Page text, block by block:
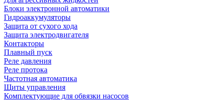
Блоки электронной автоматики
Гидроаккумуляторы
Защита от сухого хода
Защита электродвигателя
Контакторы
Плавный пуск
Реле давления
Реле протока
Частотная автоматика
Щиты управления
Комплектующие для обвязки насосов